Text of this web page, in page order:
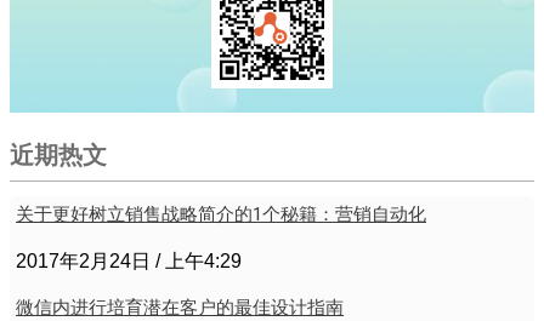
近期热文
关于更好树立销售战略简介的1个秘籍：营销自动化
2017年2月24日 上午4:29
微信内进行培育潜在客户的最佳设计指南